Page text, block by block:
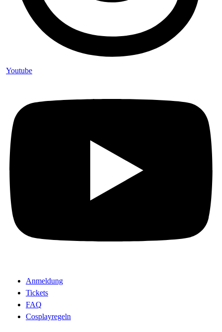
Youtube
Anmeldung
Tickets
FAQ
Cosplayregeln